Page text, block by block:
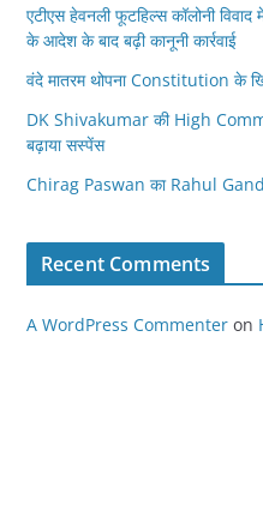
एटीएस हेवनली फूटहिल्स कॉलोनी
के आदेश के बाद बढ़ी कानूनी कार्रवाई
वंदे मातरम थोपना Constitution के
DK Shivakumar की High
बढ़ाया सस्पेंस
Chirag Paswan का Rahul
Recent Comments
A WordPress Commenter on